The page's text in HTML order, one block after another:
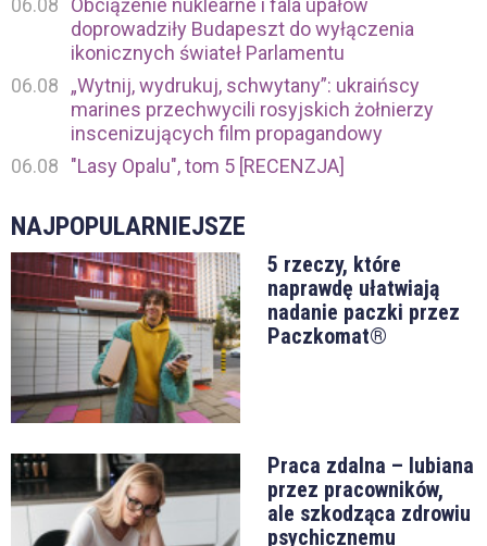
06.08
Obciążenie nuklearne i fala upałów
doprowadziły Budapeszt do wyłączenia
ikonicznych świateł Parlamentu
06.08
„Wytnij, wydrukuj, schwytany”: ukraińscy
marines przechwycili rosyjskich żołnierzy
inscenizujących film propagandowy
06.08
"Lasy Opalu", tom 5 [RECENZJA]
NAJPOPULARNIEJSZE
5 rzeczy, które
naprawdę ułatwiają
nadanie paczki przez
Paczkomat®
Praca zdalna – lubiana
przez pracowników,
ale szkodząca zdrowiu
psychicznemu